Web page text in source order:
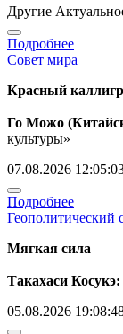
Другие
Подробнее
Совет мира
Красный
Го Можо
культуры»
07.08.2026
Подробнее
Геополитический
Мягкая сила
Такахаси Косукэ:
05.08.2026